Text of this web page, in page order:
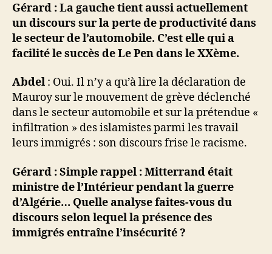
Gérard : La gauche tient aussi actuellement
un discours sur la perte de productivité dans
le secteur de l’automobile. C’est elle qui a
facilité le succès de Le Pen dans le XXème.
Abdel : Oui. Il n’y a qu’à lire la déclaration de
Mauroy sur le mouvement de grève déclenché
dans le secteur automobile et sur la prétendue «
infiltration » des islamistes parmi les travail
leurs immigrés : son discours frise le racisme.
Gérard : Simple rappel : Mitterrand était
ministre de l’Intérieur pendant la guerre
d’Algérie… Quelle analyse faites-vous du
discours selon lequel la présence des
immigrés entraîne l’insécurité ?